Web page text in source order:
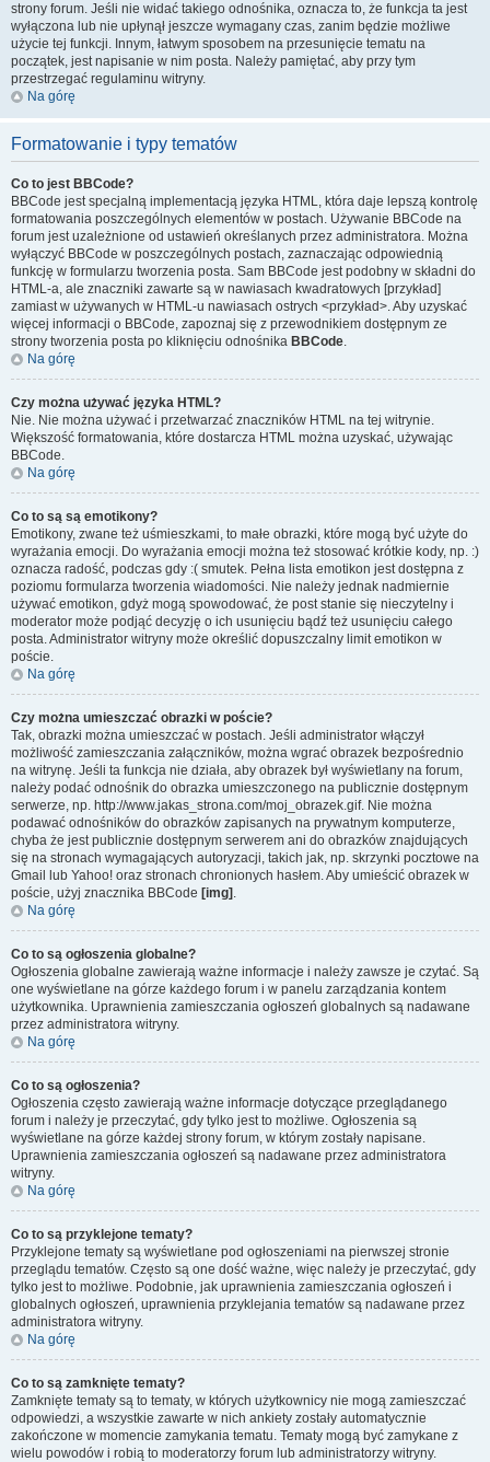
strony forum. Jeśli nie widać takiego odnośnika, oznacza to, że funkcja ta jest
wyłączona lub nie upłynął jeszcze wymagany czas, zanim będzie możliwe
użycie tej funkcji. Innym, łatwym sposobem na przesunięcie tematu na
początek, jest napisanie w nim posta. Należy pamiętać, aby przy tym
przestrzegać regulaminu witryny.
Na górę
Formatowanie i typy tematów
Co to jest BBCode?
BBCode jest specjalną implementacją języka HTML, która daje lepszą kontrolę
formatowania poszczególnych elementów w postach. Używanie BBCode na
forum jest uzależnione od ustawień określanych przez administratora. Można
wyłączyć BBCode w poszczególnych postach, zaznaczając odpowiednią
funkcję w formularzu tworzenia posta. Sam BBCode jest podobny w składni do
HTML-a, ale znaczniki zawarte są w nawiasach kwadratowych [przykład]
zamiast w używanych w HTML-u nawiasach ostrych <przykład>. Aby uzyskać
więcej informacji o BBCode, zapoznaj się z przewodnikiem dostępnym ze
strony tworzenia posta po kliknięciu odnośnika BBCode.
Na górę
Czy można używać języka HTML?
Nie. Nie można używać i przetwarzać znaczników HTML na tej witrynie.
Większość formatowania, które dostarcza HTML można uzyskać, używając
BBCode.
Na górę
Co to są są emotikony?
Emotikony, zwane też uśmieszkami, to małe obrazki, które mogą być użyte do
wyrażania emocji. Do wyrażania emocji można też stosować krótkie kody, np. :)
oznacza radość, podczas gdy :( smutek. Pełna lista emotikon jest dostępna z
poziomu formularza tworzenia wiadomości. Nie należy jednak nadmiernie
używać emotikon, gdyż mogą spowodować, że post stanie się nieczytelny i
moderator może podjąć decyzję o ich usunięciu bądź też usunięciu całego
posta. Administrator witryny może określić dopuszczalny limit emotikon w
poście.
Na górę
Czy można umieszczać obrazki w poście?
Tak, obrazki można umieszczać w postach. Jeśli administrator włączył
możliwość zamieszczania załączników, można wgrać obrazek bezpośrednio
na witrynę. Jeśli ta funkcja nie działa, aby obrazek był wyświetlany na forum,
należy podać odnośnik do obrazka umieszczonego na publicznie dostępnym
serwerze, np. http://www.jakas_strona.com/moj_obrazek.gif. Nie można
podawać odnośników do obrazków zapisanych na prywatnym komputerze,
chyba że jest publicznie dostępnym serwerem ani do obrazków znajdujących
się na stronach wymagających autoryzacji, takich jak, np. skrzynki pocztowe na
Gmail lub Yahoo! oraz stronach chronionych hasłem. Aby umieścić obrazek w
poście, użyj znacznika BBCode [img] .
Na górę
Co to są ogłoszenia globalne?
Ogłoszenia globalne zawierają ważne informacje i należy zawsze je czytać. Są
one wyświetlane na górze każdego forum i w panelu zarządzania kontem
użytkownika. Uprawnienia zamieszczania ogłoszeń globalnych są nadawane
przez administratora witryny.
Na górę
Co to są ogłoszenia?
Ogłoszenia często zawierają ważne informacje dotyczące przeglądanego
forum i należy je przeczytać, gdy tylko jest to możliwe. Ogłoszenia są
wyświetlane na górze każdej strony forum, w którym zostały napisane.
Uprawnienia zamieszczania ogłoszeń są nadawane przez administratora
witryny.
Na górę
Co to są przyklejone tematy?
Przyklejone tematy są wyświetlane pod ogłoszeniami na pierwszej stronie
przeglądu tematów. Często są one dość ważne, więc należy je przeczytać, gdy
tylko jest to możliwe. Podobnie, jak uprawnienia zamieszczania ogłoszeń i
globalnych ogłoszeń, uprawnienia przyklejania tematów są nadawane przez
administratora witryny.
Na górę
Co to są zamknięte tematy?
Zamknięte tematy są to tematy, w których użytkownicy nie mogą zamieszczać
odpowiedzi, a wszystkie zawarte w nich ankiety zostały automatycznie
zakończone w momencie zamykania tematu. Tematy mogą być zamykane z
wielu powodów i robią to moderatorzy forum lub administratorzy witryny.